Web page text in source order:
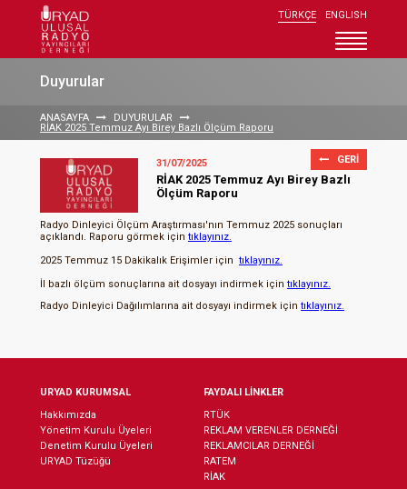
TÜRKÇE ENGLISH
Uryad Üyelik
Araştırmalar
Duyurular
Radyoyu Keşfedin
İletişim
Duyurular
ANASAYFA
DUYURULAR
RİAK 2025 Temmuz Ayı Birey Bazlı Ölçüm Raporu
GERİ
31/07/2025
RİAK 2025 Temmuz Ayı Birey Bazlı
Ölçüm Raporu
Radyo Dinleyici Ölçüm Araştırması'nın Temmuz 2025 sonuçları
açıklandı. Raporu görmek için tıklayınız.
2025 Temmuz 15 Dakikalık Erişimler için tıklayınız.
İl bazlı ölçüm sonuçlarına ait dosyayı indirmek için tıklayınız.
Radyo Dinleyici Dağılımlarına ait dosyayı indirmek için tıklayınız.
FAYDALI LİNKLER
RTÜK
REKLAM VERENLER DERNEĞİ
REKLAMCILAR DERNEĞİ
RATEM
RİAK
URYAD KURUMSAL
Hakkımızda
Yönetim Kurulu Üyeleri
Denetim Kurulu Üyeleri
URYAD Tüzüğü